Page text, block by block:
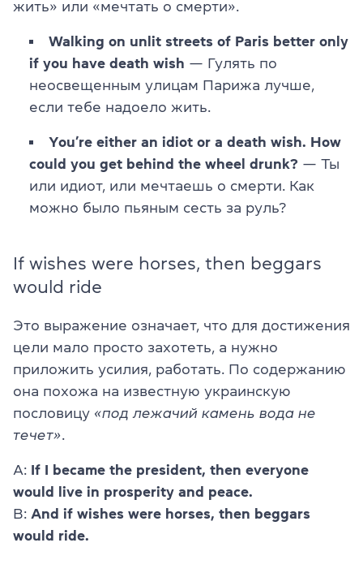
жить» или «мечтать о смерти».
Walking on unlit streets of Paris better only
if you have death wish — Гулять по
неосвещенным улицам Парижа лучше,
если тебе надоело жить.
You’re either an idiot or a death wish. How
could you get behind the wheel drunk? — Ты
или идиот, или мечтаешь о смерти. Как
можно было пьяным сесть за руль?
If wishes were horses, then beggars
would ride
Это выражение означает, что для достижения
цели мало просто захотеть, а нужно
приложить усилия, работать. По содержанию
она похожа на известную украинскую
пословицу «под лежачий камень вода не
течет»
А: If I became the president, then everyone
would live in prosperity and peace.
В: And if wishes were horses, then beggars
would ride.